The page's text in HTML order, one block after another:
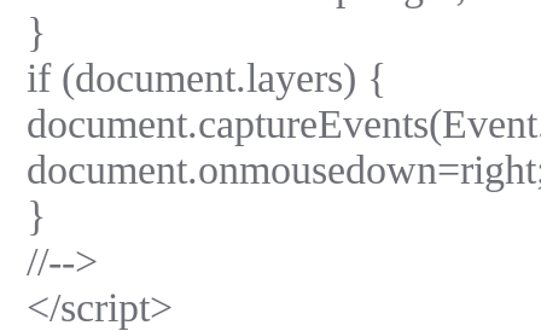
}
if (document.layers) {
}
//-->
</script>